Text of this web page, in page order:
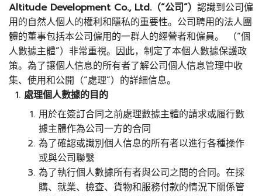
Altitude Development Co., Ltd.（“公司”） 認識到公司僱
用的自然人個人的權利和隱私的重要性。公司聘用的法人團
體的董事包括本公司僱用的一群人的經營者和僱員。 （“個
人數據主體”）非常重視。因此，制定了本個人數據保護政
策。為了讓個人信息的所有者了解公司個人信息管理中收
集、使用和公開（“處理”）的詳細信息。
處理個人數據的目的
用於在簽訂合同之前處理數據主體的請求或履行數
據主體作為公司一方的合同
為了確認或識別個人信息的所有者以進行各種操作
或與公司聯繫
為了執行個人數據所有者與公司之間的合同。在採
購、就業、檢查、貨物和服務付款的情況下關係管